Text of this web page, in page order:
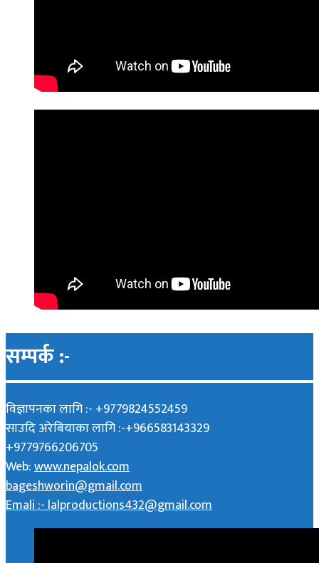
सम्पर्क :-
विज्ञापनका लागि :- +9779824552459
साउदि अरेबियाका लागि :-+966583143329
+9779766206705
Web:www.nepalok.com
bageshworin@gmail.com
Emali :- lalproductions432@gmail.com